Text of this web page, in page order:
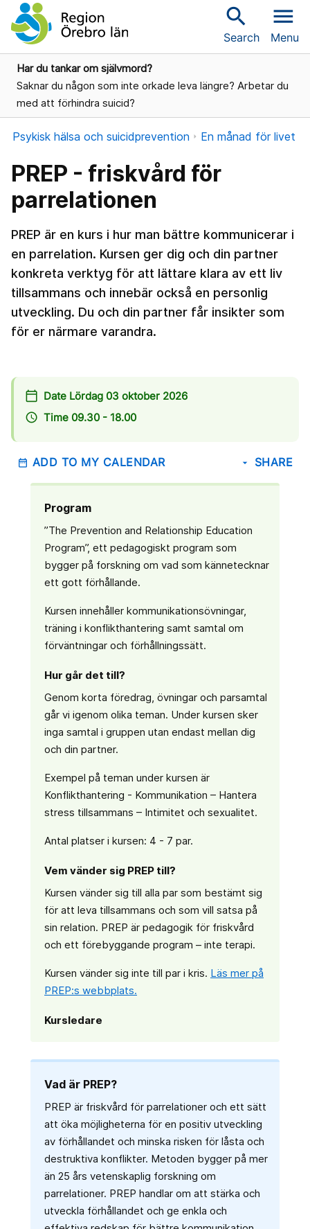
search
Search
menu
Menu
Har du tankar om självmord?
Saknar du någon som inte orkade leva längre? Arbetar du
med att förhindra suicid?
Psykisk hälsa och suicidprevention En månad för livet
PREP - friskvård för
parrelationen
PREP är en kurs i hur man bättre kommunicerar i
en parrelation. Kursen ger dig och din partner
konkreta verktyg för att lättare klara av ett liv
tillsammans och innebär också en personlig
utveckling. Du och din partner får insikter som
för er närmare varandra.
calendar_today Date Lördag 03 oktober 2026
access_time Time 09.30 - 18.00
date_range ADD TO MY CALENDAR arrow_drop_down SHARE
Program
”The Prevention and Relationship Education
Program”, ett pedagogiskt program som
bygger på forskning om vad som kännetecknar
ett gott förhållande.
Kursen innehåller kommunikationsövningar,
träning i konflikthantering samt samtal om
förväntningar och förhållningssätt.
Hur går det till?
Genom korta föredrag, övningar och parsamtal
går vi igenom olika teman. Under kursen sker
inga samtal i gruppen utan endast mellan dig
och din partner.
Exempel på teman under kursen är
Konflikthantering - Kommunikation – Hantera
stress tillsammans – Intimitet och sexualitet.
Antal platser i kursen: 4 - 7 par.
Vem vänder sig PREP till?
Kursen vänder sig till alla par som bestämt sig
för att leva tillsammans och som vill satsa på
sin relation. PREP är pedagogik för friskvård
och ett förebyggande program – inte terapi.
Kursen vänder sig inte till par i kris. Läs mer på
PREP:s webbplats.
Kursledare
Vad är PREP?
PREP är friskvård för parrelationer och ett sätt
att öka möjligheterna för en positiv utveckling
av förhållandet och minska risken för låsta och
destruktiva konflikter. Metoden bygger på mer
än 25 års vetenskaplig forskning om
parrelationer. PREP handlar om att stärka och
utveckla förhållandet och ge enkla och